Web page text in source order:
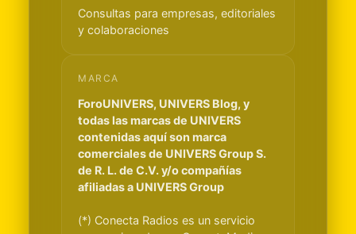
Consultas para empresas, editoriales
y colaboraciones
MARCA
ForoUNIVERS, UNIVERS Blog, y
todas las marcas de UNIVERS
contenidas aquí son marca
comerciales de UNIVERS Group S.
de R. L. de C.V. y/o compañías
afiliadas a UNIVERS Group
(*) Conecta Radios es un servicio